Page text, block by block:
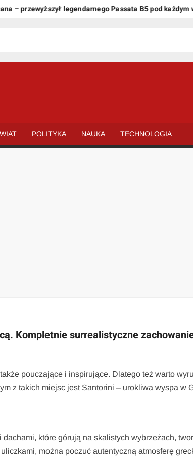
legendarnego Passata B5 pod każdym
POLITYKA NAUKA TECHNOLOGIA
Kompletnie surrealistyczne
pouczające i inspirujące. Dlatego też warto
z takich miejsc jest Santorini – urokliwa wyspa w
które górują na skalistych wybrzeżach,
można poczuć autentyczną atmosferę